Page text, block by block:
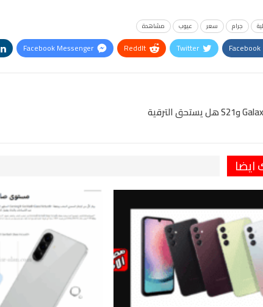
جرام سعر عيوب مشاهدة
Facebook
Twitter
ReddIt
Facebook Messenger